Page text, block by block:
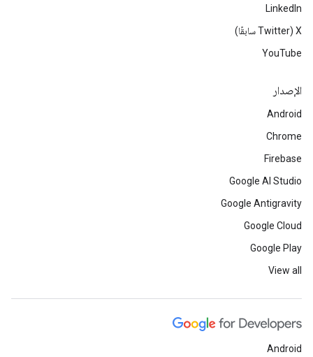
LinkedIn
‫X ‏(Twitter سابقًا)
YouTube
الإصدار
Android
Chrome
Firebase
Google AI Studio
Google Antigravity
Google Cloud
Google Play
View all
Android